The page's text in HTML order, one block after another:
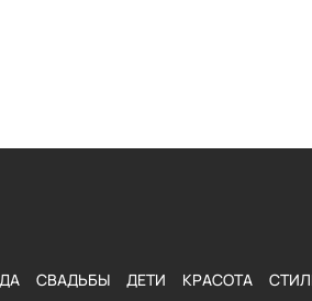
СВАДЬБЫ ДЕТИ КРАСОТА